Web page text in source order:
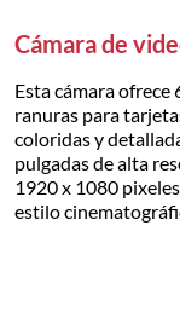
Cámara de
Esta cámara ofrece
ranuras para
coloridas y
pulgadas de alta
1920 x 1080
estilo